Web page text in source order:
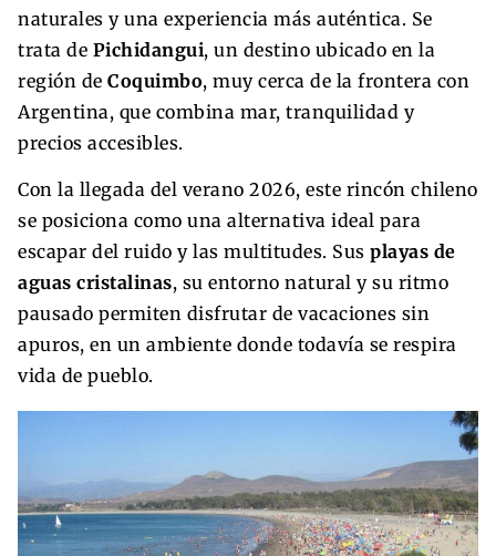
naturales y una experiencia más auténtica. Se
trata de Pichidangui, un destino ubicado en la
región de Coquimbo, muy cerca de la frontera con
Argentina, que combina mar, tranquilidad y
precios accesibles.
Con la llegada del verano 2026, este rincón chileno
se posiciona como una alternativa ideal para
escapar del ruido y las multitudes. Sus playas de
aguas cristalinas, su entorno natural y su ritmo
pausado permiten disfrutar de vacaciones sin
apuros, en un ambiente donde todavía se respira
vida de pueblo.